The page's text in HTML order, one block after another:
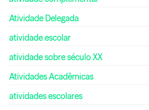
Atividade Delegada
atividade escolar
atividade sobre século XX
Atividades Acadêmicas
atividades escolares